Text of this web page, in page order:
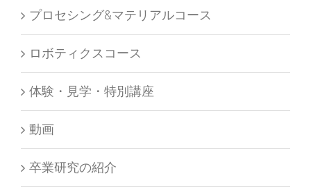
プロセシング&マテリアルコース
ロボティクスコース
体験・見学・特別講座
動画
卒業研究の紹介